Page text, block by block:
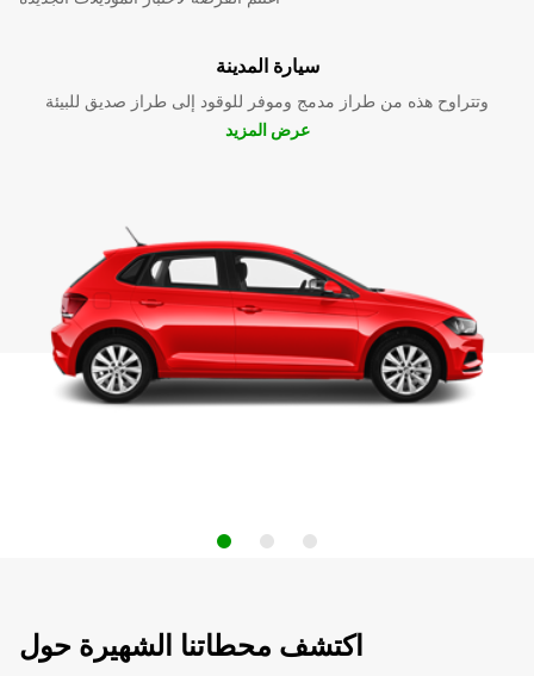
سيارة المدينة
وتتراوح هذه من طراز مدمج وموفر للوقود إلى طراز صديق للبيئة
عرض المزيد
اكتشف محطاتنا الشهيرة حول